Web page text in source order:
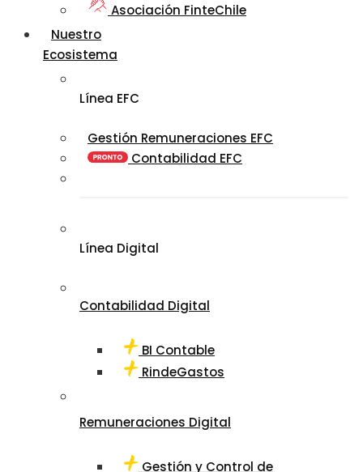
Asociación FinteChile
Nuestro
Ecosistema
Línea EFC
Gestión Remuneraciones EFC
Contabilidad EFC
Línea Digital
Contabilidad Digital
BI Contable
RindeGastos
Remuneraciones Digital
Gestión y Control de